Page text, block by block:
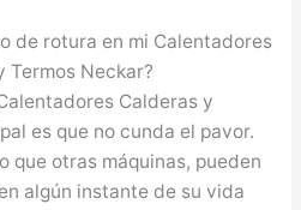
de rotura en mi Calentadores
Termos Neckar?
Calderas y
es que no cunda el pavor.
que otras máquinas, pueden
algún instante de su vida